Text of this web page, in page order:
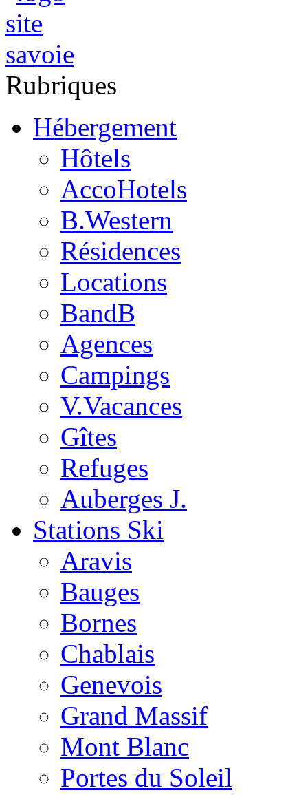
Rubriques
Hébergement
Hôtels
AccoHotels
B.Western
Résidences
Locations
BandB
Agences
Campings
V.Vacances
Gîtes
Refuges
Auberges J.
Stations Ski
Aravis
Bauges
Bornes
Chablais
Genevois
Grand Massif
Mont Blanc
Portes du Soleil